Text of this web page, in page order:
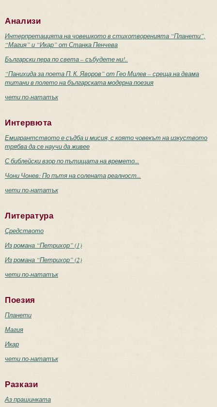
Анализи
Интерпретацията на човешкото в стихотворенията “Планети”,
“Магия” и “Икар” от Станка Пенчева
Български пера по света – събудете ни!..
“Панихида за поета П. К. Яворов” от Гео Милев – среща на двама
титани в полето на българската модерна поезия
чети по-нататък
Интервюта
Емигрантството е съдба и мисия, с която човекът на изкуството
трябва да се научи да живее
С библейски взор по пътищата на времето...
Чони Чонев: По пътя на солената реалност...
чети по-нататък
Литература
Средството
Из романа “Петрихор” (1)
Из романа “Петрихор” (2)
чети по-нататък
Поезия
Планети
Магия
Икар
чети по-нататък
Разкази
Аз прашинката